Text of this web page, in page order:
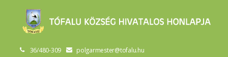
36/480-309 polgarmester@tofalu.hu